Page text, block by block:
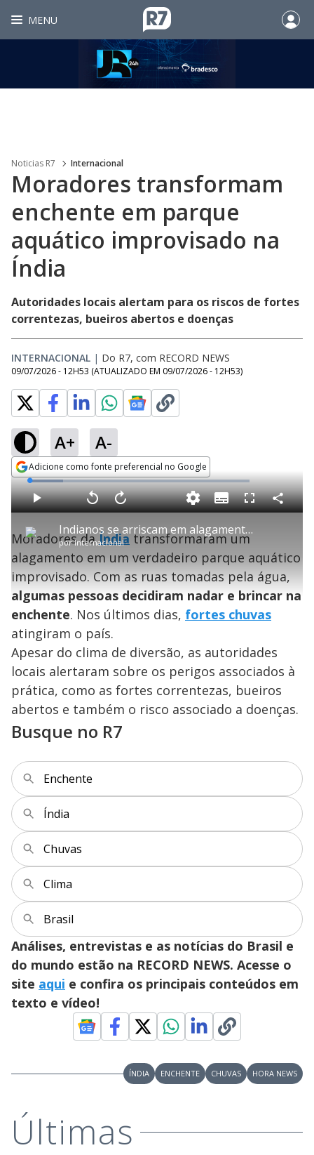
MENU
Noticias R7 Internacional
Moradores transformam
enchente em parque
aquático improvisado na
Índia
Autoridades locais alertam para os riscos de fortes
correntezas, bueiros abertos e doenças
INTERNACIONAL | Do R7, com RECORD NEWS
09/07/2026 - 12H53 (ATUALIZADO EM 09/07/2026 - 12H53)
A+ A-
Adicione como fonte preferencial no Google
Opens in new window
P
l
a
y
V
d
e
o
Indianos se arriscam em alagamento após fortes chuvas atingirem o país
porInternacional
P V
t
a
r
0
e
g
n
d
s
A
n
ç
a
1
s
e
u
n
d
o
s
M
u
d
o
L
o
a
d
e
1
5
.
1
4
S
u
b
i
t
l
s
F
l
e
n
C
o
i
l
a
Moradores daÍndiatransformaram um
alagamento em um verdadeiro parque aquático
improvisado. Com as ruas tomadas pela água,
algumas pessoas decidiram nadar e brincar na
enchente. Nos últimos dias, fortes chuvas
atingiram o país.
Apesar do clima de diversão, as autoridades
locais alertaram sobre os perigos associados à
prática, como as fortes correntezas, bueiros
abertos e também o risco associado a doenças.
Busque no R7
Enchente
Índia
Chuvas
Clima
Brasil
Análises, entrevistas e as notícias do Brasil e
do mundo estão na RECORD NEWS. Acesse o
site aqui e confira os principais conteúdos em
texto e vídeo!
ÍNDIA ENCHENTE CHUVAS HORA NEWS
Últimas